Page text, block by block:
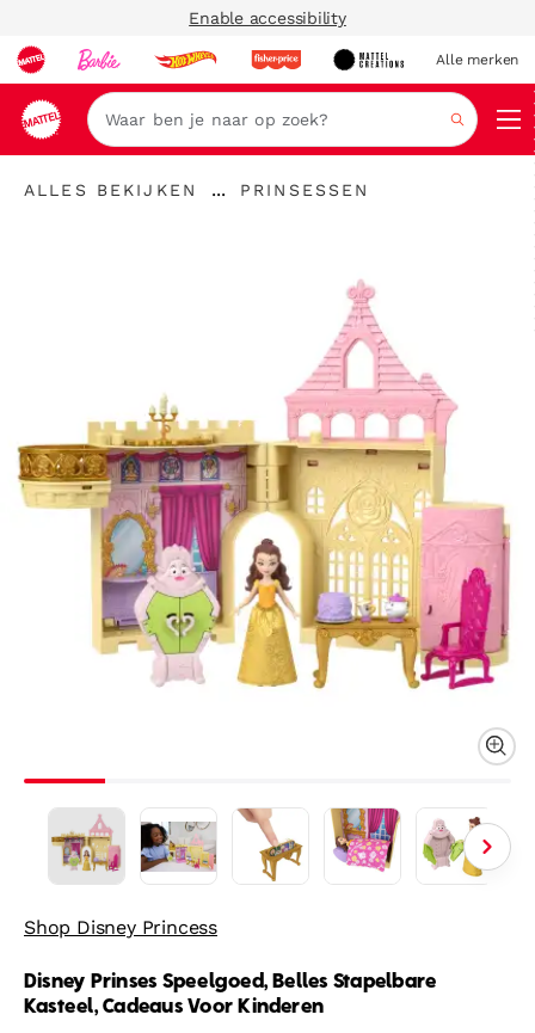
Enable accessibility
Alle merken
Zoeken
"Alles
ALLES BEKIJKEN
...
"PRINSESSEN
Shop Disney Princess
Disney Prinses Speelgoed, Belles Stapelbare
Kasteel, Cadeaus Voor Kinderen